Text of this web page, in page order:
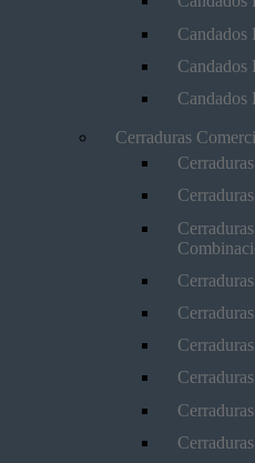
Candados
Candados
Candados
Cerraduras